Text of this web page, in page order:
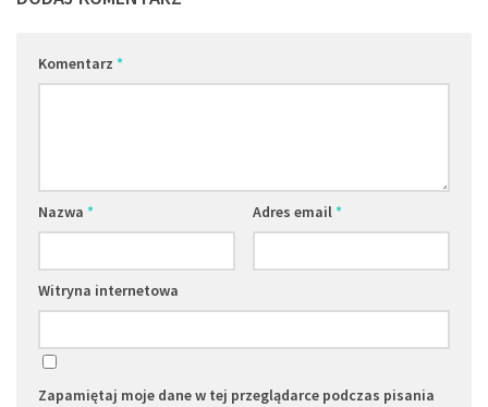
Komentarz *
Nazwa * Adres email*
Witryna internetowa
Zapamiętaj moje dane w tej przeglądarce podczas pisania